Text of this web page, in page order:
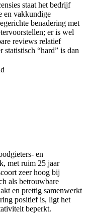
staat het bedrijf
en vakkundige
benadering met
er is wel
reviews relatief
“hard” is dan
en
met ruim 25 jaar
zeer hoog bij
als betrouwbare
en prettig samenwerkt
positief is, ligt het
beperkt.